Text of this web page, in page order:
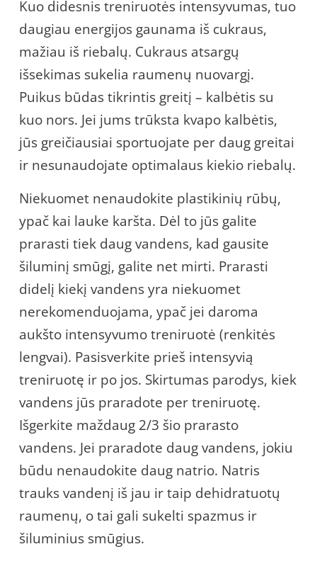
Kuo didesnis treniruotės intensyvumas, tuo
daugiau energijos gaunama iš cukraus,
mažiau iš riebalų. Cukraus atsargų
išsekimas sukelia raumenų nuovargį.
Puikus būdas tikrintis greitį – kalbėtis su
kuo nors. Jei jums trūksta kvapo kalbėtis,
jūs greičiausiai sportuojate per daug greitai
ir nesunaudojate optimalaus kiekio riebalų.
Niekuomet nenaudokite plastikinių rūbų,
ypač kai lauke karšta. Dėl to jūs galite
prarasti tiek daug vandens, kad gausite
šiluminį smūgį, galite net mirti. Prarasti
didelį kiekį vandens yra niekuomet
nerekomenduojama, ypač jei daroma
aukšto intensyvumo treniruotė (renkitės
lengvai). Pasisverkite prieš intensyvią
treniruotę ir po jos. Skirtumas parodys, kiek
vandens jūs praradote per treniruotę.
Išgerkite maždaug 2/3 šio prarasto
vandens. Jei praradote daug vandens, jokiu
būdu nenaudokite daug natrio. Natris
trauks vandenį iš jau ir taip dehidratuotų
raumenų, o tai gali sukelti spazmus ir
šiluminius smūgius.